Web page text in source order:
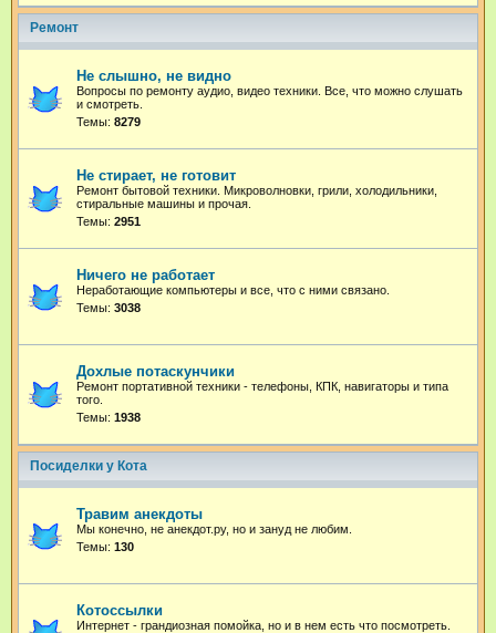
Ремонт
Не слышно, не видно
Вопросы по ремонту аудио, видео техники. Все, что можно слушать
и смотреть.
Темы: 8279
Не стирает, не готовит
Ремонт бытовой техники. Микроволновки, грили, холодильники,
стиральные машины и прочая.
Темы: 2951
Ничего не работает
Неработающие компьютеры и все, что с ними связано.
Темы: 3038
Дохлые потаскунчики
Ремонт портативной техники - телефоны, КПК, навигаторы и типа
того.
Темы: 1938
Посиделки у Кота
Травим анекдоты
Мы конечно, не анекдот.ру, но и зануд не любим.
Темы: 130
Котоссылки
Интернет - грандиозная помойка, но и в нем есть что посмотреть.